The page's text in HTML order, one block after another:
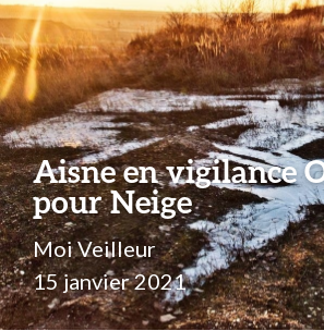
Aisne en vigilance
pour Neige
Moi Veilleur
15 janvier 2021